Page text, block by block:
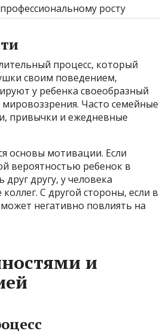
профессиональному росту
процесс, который
своим поведением,
у ребенка своеобразный
Часто семейные
привычки и ежедневные
основы мотивации. Если
вероятностью ребенок в
другу, у человека
С другой стороны, если в
негативно повлиять на
и